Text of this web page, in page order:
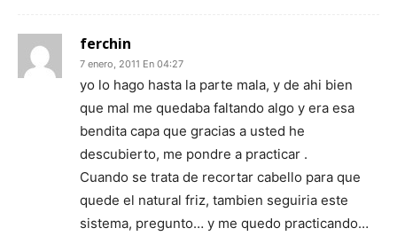
ferchin
7 enero, 2011 En 04:27
yo lo hago hasta la parte mala, y de ahi bien
que mal me quedaba faltando algo y era esa
bendita capa que gracias a usted he
descubierto, me pondre a practicar .
Cuando se trata de recortar cabello para que
quede el natural friz, tambien seguiria este
sistema, pregunto… y me quedo practicando…